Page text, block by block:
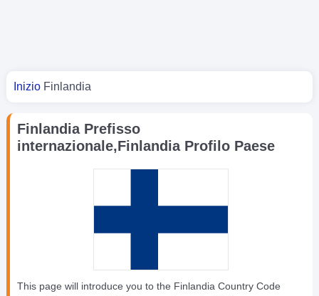
Tu sei qui
Inizio Finlandia
Finlandia Prefisso
internazionale,Finlandia Profilo Paese
This page will introduce you to the Finlandia Country Code